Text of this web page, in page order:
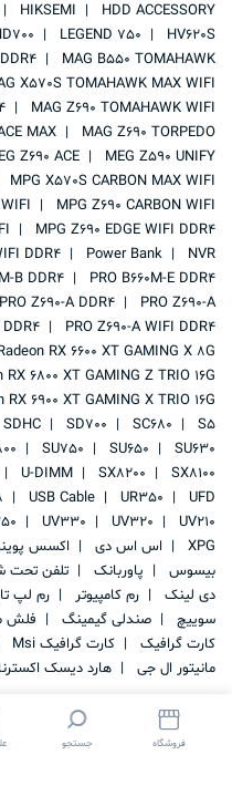
HDD ACCESSORY
HIKSEMI
HV620S
LEGEND 750
MAG B550 TOMAHAWK
X570S TOMAHAWK MAX WIFI
MAG Z690 TOMAHAWK WIFI
MAG Z690 TORPEDO
MAX
MEG Z590 UNIFY
Z690 ACE
MPG X570S CARBON MAX WIFI
MPG Z690 CARBON WIFI
MPG Z690 EDGE WIFI DDR4
NVR
Power Bank
DDR4
PRO B660M-E DDR4
B DDR4
PRO Z690-A
PRO Z690-A DDR4
PRO Z690-A WIFI DDR4
DDR4
RX 6600 XT GAMING X 8G
RX 6800 XT GAMING Z TRIO 16G
RX 6900 XT GAMING X TRIO 16G
S5
SC680
SD700
SDHC
SU630
SU650
SU750
SX8100
SX8200
U-DIMM
UFD
UR350
USB Cable
UV210
UV320
UV330
XPG
اس اس دی اکسس
بیسوس
پاوربانک تلفن تحت
دی لینک
رم کامپیوتر رم لپ
سوییچ
صندلی گیمینگ فلش
کارت گرافیک
کارت گرافیک Msi
مانیتور ال جی
هارد دیسک
فروشگاه جستجو